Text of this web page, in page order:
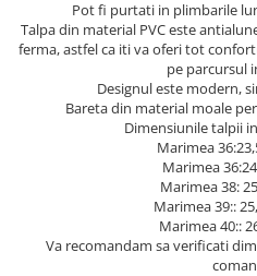
Pot fi purtati in plimbarile
Talpa din material PVC este
ferma, astfel ca iti va oferi tot
pe parcursul
Designul este modern,
Bareta din material moale
Dimensiunile talpii
Marimea
Marimea
Marimea 38:
Marimea 39::
Marimea 40::
Va recomandam sa verificati